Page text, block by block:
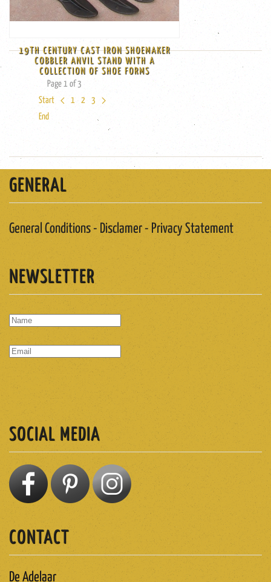
19TH CENTURY CAST IRON SHOEMAKER
COBBLER ANVIL STAND WITH A
COLLECTION OF SHOE FORMS
with a collection of shoe forms This is a 19th century
Page 1 of 3
Start
1 2
3
End
GENERAL
General Conditions - Disclamer - Privacy Statement
NEWSLETTER
SOCIAL MEDIA
CONTACT
De Adelaar